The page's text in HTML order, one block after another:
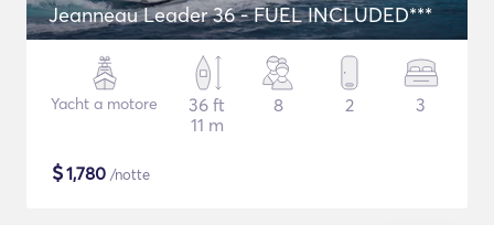
Jeanneau Leader 36 - FUEL INCLUDED***
Yacht a motore
36 ft
11 m
8 2 3
$1,780 /notte